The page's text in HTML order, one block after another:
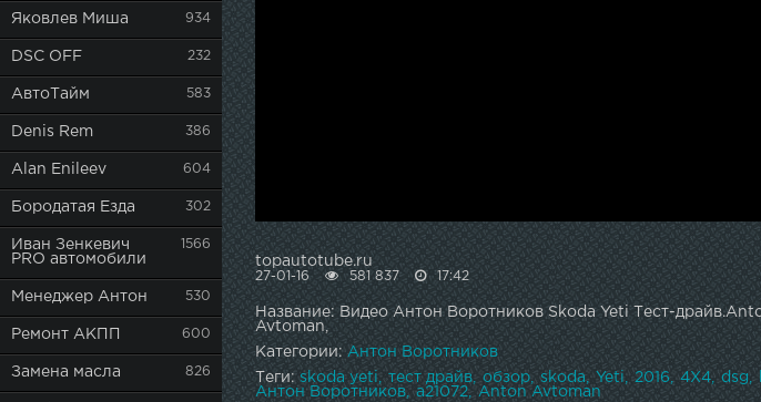
Яковлев Миша 934
DSC OFF 232
АвтоТайм 583
Denis Rem 386
Alan Enileev 604
Бородатая Езда 302
Иван Зенкевич
PRO автомобили
1566
Менеджер Антон 530
Ремонт АКПП 600
Замена масла 826
topautotube.ru
27-01-16 581 837 17:42
Название: Видео Антон Воротников Skoda Yeti Тест-
Avtoman,
Категории:Антон Воротников
Теги:skoda yeti тест драйв обзор skoda Yeti 2016 4Х4 dsg
Антон Воротников
a21072 Anton Avtoman